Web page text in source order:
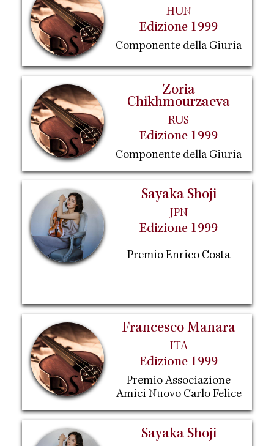
HUN
Edizione 1999
Componente della Giuria
Zoria
Chikhmourzaeva
RUS
Edizione 1999
Componente della Giuria
Sayaka Shoji
JPN
Edizione 1999
Premio Enrico Costa
Francesco Manara
ITA
Edizione 1999
Premio Associazione
Amici Nuovo Carlo Felice
Sayaka Shoji